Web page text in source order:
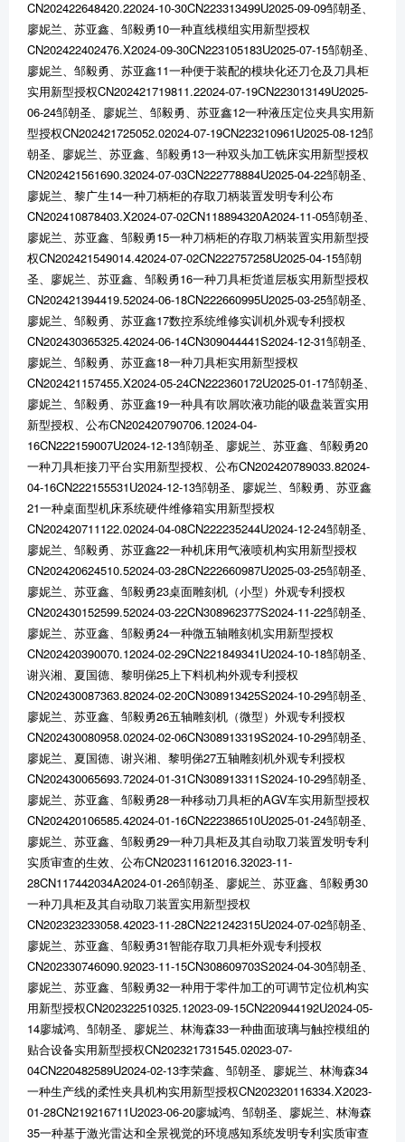
CN202422648420.22024-10-30CN223313499U2025-09-09邹朝圣、
廖妮兰、苏亚鑫、邹毅勇10一种直线模组实用新型授权
CN202422402476.X2024-09-30CN223105183U2025-07-15邹朝圣、
廖妮兰、邹毅勇、苏亚鑫11一种便于装配的模块化还刀仓及刀具柜
实用新型授权CN202421719811.22024-07-19CN223013149U2025-
06-24邹朝圣、廖妮兰、邹毅勇、苏亚鑫12一种液压定位夹具实用新
型授权CN202421725052.02024-07-19CN223210961U2025-08-12邹
朝圣、廖妮兰、苏亚鑫、邹毅勇13一种双头加工铣床实用新型授权
CN202421561690.32024-07-03CN222778884U2025-04-22邹朝圣、
廖妮兰、黎广生14一种刀柄柜的存取刀柄装置发明专利公布
CN202410878403.X2024-07-02CN118894320A2024-11-05邹朝圣、
廖妮兰、苏亚鑫、邹毅勇15一种刀柄柜的存取刀柄装置实用新型授
权CN202421549014.42024-07-02CN222757258U2025-04-15邹朝
圣、廖妮兰、苏亚鑫、邹毅勇16一种刀具柜货道层板实用新型授权
CN202421394419.52024-06-18CN222660995U2025-03-25邹朝圣、
廖妮兰、邹毅勇、苏亚鑫17数控系统维修实训机外观专利授权
CN202430365325.42024-06-14CN309044441S2024-12-31邹朝圣、
廖妮兰、邹毅勇、苏亚鑫18一种刀具柜实用新型授权
CN202421157455.X2024-05-24CN222360172U2025-01-17邹朝圣、
廖妮兰、邹毅勇、苏亚鑫19一种具有吹屑吹液功能的吸盘装置实用
新型授权、公布CN202420790706.12024-04-
16CN222159007U2024-12-13邹朝圣、廖妮兰、苏亚鑫、邹毅勇20
一种刀具柜接刀平台实用新型授权、公布CN202420789033.82024-
04-16CN222155531U2024-12-13邹朝圣、廖妮兰、邹毅勇、苏亚鑫
21一种桌面型机床系统硬件维修箱实用新型授权
CN202420711122.02024-04-08CN222235244U2024-12-24邹朝圣、
廖妮兰、邹毅勇、苏亚鑫22一种机床用气液喷机构实用新型授权
CN202420624510.52024-03-28CN222660987U2025-03-25邹朝圣、
廖妮兰、苏亚鑫、邹毅勇23桌面雕刻机（小型）外观专利授权
CN202430152599.52024-03-22CN308962377S2024-11-22邹朝圣、
廖妮兰、苏亚鑫、邹毅勇24一种微五轴雕刻机实用新型授权
CN202420390070.12024-02-29CN221849341U2024-10-18邹朝圣、
谢兴湘、夏国德、黎明俤25上下料机构外观专利授权
CN202430087363.82024-02-20CN308913425S2024-10-29邹朝圣、
廖妮兰、苏亚鑫、邹毅勇26五轴雕刻机（微型）外观专利授权
CN202430080958.02024-02-06CN308913319S2024-10-29邹朝圣、
廖妮兰、夏国德、谢兴湘、黎明俤27五轴雕刻机外观专利授权
CN202430065693.72024-01-31CN308913311S2024-10-29邹朝圣、
廖妮兰、苏亚鑫、邹毅勇28一种移动刀具柜的AGV车实用新型授权
CN202420106585.42024-01-16CN222386510U2025-01-24邹朝圣、
廖妮兰、苏亚鑫、邹毅勇29一种刀具柜及其自动取刀装置发明专利
实质审查的生效、公布CN202311612016.32023-11-
28CN117442034A2024-01-26邹朝圣、廖妮兰、苏亚鑫、邹毅勇30
一种刀具柜及其自动取刀装置实用新型授权
CN202323233058.42023-11-28CN221242315U2024-07-02邹朝圣、
廖妮兰、苏亚鑫、邹毅勇31智能存取刀具柜外观专利授权
CN202330746090.92023-11-15CN308609703S2024-04-30邹朝圣、
廖妮兰、苏亚鑫、邹毅勇32一种用于零件加工的可调节定位机构实
用新型授权CN202322510325.12023-09-15CN220944192U2024-05-
14廖城鸿、邹朝圣、廖妮兰、林海森33一种曲面玻璃与触控模组的
贴合设备实用新型授权CN202321731545.02023-07-
04CN220482589U2024-02-13李荣鑫、邹朝圣、廖妮兰、林海森34
一种生产线的柔性夹具机构实用新型授权CN202320116334.X2023-
01-28CN219216711U2023-06-20廖城鸿、邹朝圣、廖妮兰、林海森
35一种基于激光雷达和全景视觉的环境感知系统发明专利实质审查